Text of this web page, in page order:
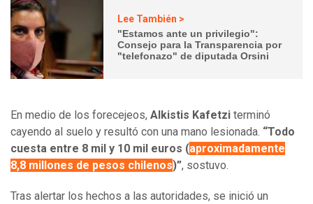
Lee También >
"Estamos ante un privilegio":
Consejo para la Transparencia por
"telefonazo" de diputada Orsini
En medio de los forecejeos, Alkistis Kafetzi terminó
cayendo al suelo y resultó con una mano lesionada. “Todo
cuesta entre 8 mil y 10 mil euros (aproximadamente
8,8 millones de pesos chilenos)”, sostuvo.
Tras alertar los hechos a las autoridades, se inició un